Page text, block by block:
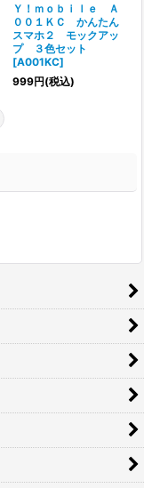
Ｙ！ｍｏｂｉｌｅ Ａ
００１ＫＣ かんたん
スマホ２ モックアッ
プ ３色セット
[A001KC]
999円(税込)